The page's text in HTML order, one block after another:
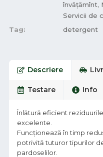
învățămînt,
Servicii de
Tag:
detergent
Descriere
Testare Info
Înlătură eficient
excelente.
Funcționează în timp
potrivită tuturor tipurilor
pardoselilor.